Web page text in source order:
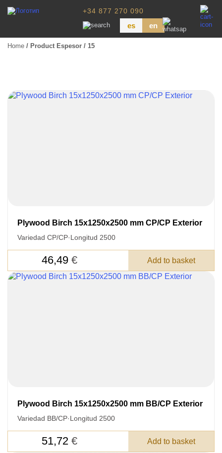
+34 877 270 090
es en
Dimensional Lumber
Home / Product Espesor / 15
Plywood Birch 15x1250x2500 mm CP/CP Exterior
Variedad CP/CP·Longitud 2500
46,49 € Add to basket
Plywood Birch 15x1250x2500 mm BB/CP Exterior
Variedad BB/CP·Longitud 2500
51,72 € Add to basket